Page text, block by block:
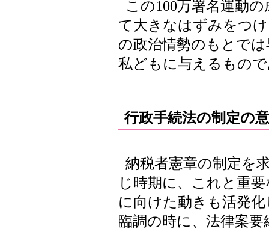
この100万署名運動
て大きなはずみをつ
の政治情勢のもとで
私どもに与えるもの
行政手続法の制定の
納税者憲章の制定を
じ時期に、これと重
に向けた動きも活発
臨調の時に、法律案